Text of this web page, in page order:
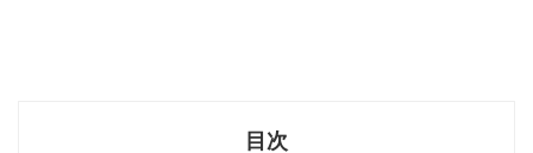
目次